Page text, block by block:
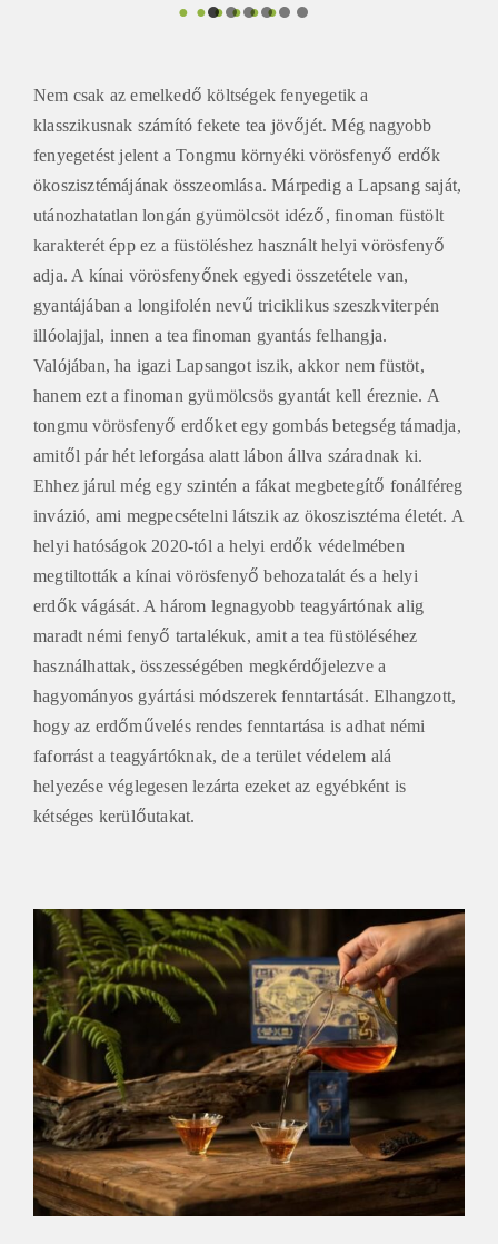
Nem csak az emelkedő költségek fenyegetik a
klasszikusnak számító fekete tea jövőjét. Még nagyobb
fenyegetést jelent a Tongmu környéki vörösfenyő erdők
ökoszisztémájának összeomlása. Márpedig a Lapsang saját,
utánozhatatlan longán gyümölcsöt idéző, finoman füstölt
karakterét épp ez a füstöléshez használt helyi vörösfenyő
adja. A kínai vörösfenyőnek egyedi összetétele van,
gyantájában a longifolén nevű triciklikus szeszkviterpén
illóolajjal, innen a tea finoman gyantás felhangja.
Valójában, ha igazi Lapsangot iszik, akkor nem füstöt,
hanem ezt a finoman gyümölcsös gyantát kell éreznie. A
tongmu vörösfenyő erdőket egy gombás betegség támadja,
amitől pár hét leforgása alatt lábon állva száradnak ki.
Ehhez járul még egy szintén a fákat megbetegítő fonálféreg
invázió, ami megpecsételni látszik az ökoszisztéma életét. A
helyi hatóságok 2020-tól a helyi erdők védelmében
megtiltották a kínai vörösfenyő behozatalát és a helyi
erdők vágását. A három legnagyobb teagyártónak alig
maradt némi fenyő tartalékuk, amit a tea füstöléséhez
használhattak, összességében megkérdőjelezve a
hagyományos gyártási módszerek fenntartását. Elhangzott,
hogy az erdőművelés rendes fenntartása is adhat némi
faforrást a teagyártóknak, de a terület védelem alá
helyezése véglegesen lezárta ezeket az egyébként is
kétséges kerülőutakat.